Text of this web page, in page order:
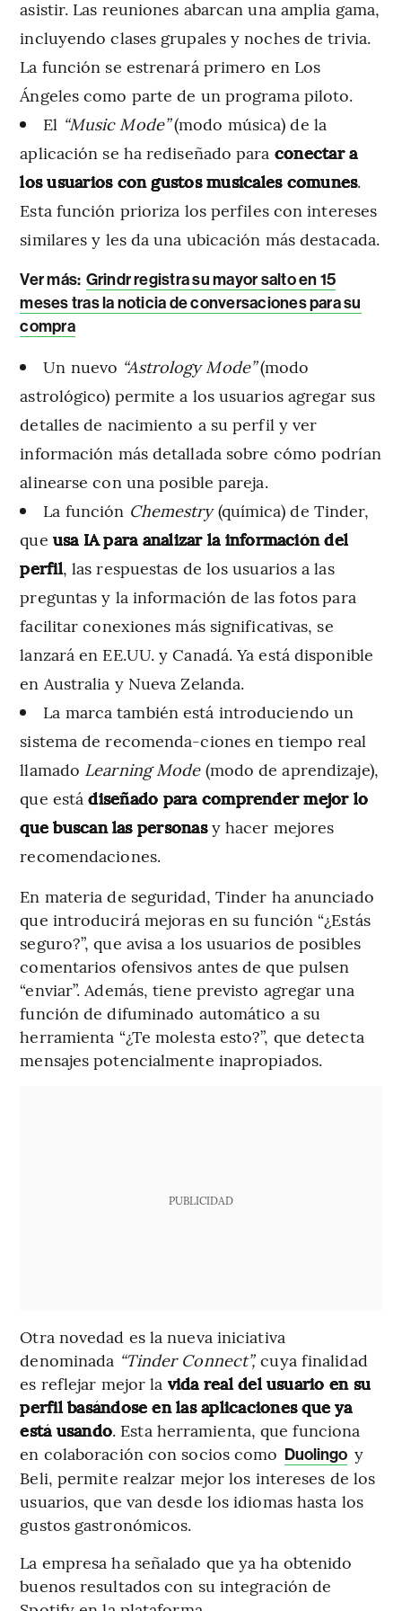
asistir. Las reuniones abarcan una amplia gama,
incluyendo clases grupales y noches de trivia.
La función se estrenará primero en Los
Ángeles como parte de un programa piloto.
El “Music Mode”(modo música) de la
aplicación se ha rediseñado para conectar a
los usuarios con gustos musicales comunes.
Esta función prioriza los perfiles con intereses
similares y les da una ubicación más destacada.
Ver más: Grindr registra su mayor salto en 15
meses tras la noticia de conversaciones para su
compra
Un nuevo “Astrology Mode”(modo
astrológico) permite a los usuarios agregar sus
detalles de nacimiento a su perfil y ver
información más detallada sobre cómo podrían
alinearse con una posible pareja.
La función Chemestry(química) de Tinder,
que usa IA para analizar la información del
perfil, las respuestas de los usuarios a las
preguntas y la información de las fotos para
facilitar conexiones más significativas, se
lanzará en EE.UU. y Canadá. Ya está disponible
en Australia y Nueva Zelanda.
La marca también está introduciendo un
sistema de recomenda-ciones en tiempo real
llamado Learning Mode(modo de aprendizaje),
que está diseñado para comprender mejor lo
que buscan las personasy hacer mejores
recomendaciones.
En materia de seguridad, Tinder ha anunciado
que introducirá mejoras en su función “¿Estás
seguro?”, que avisa a los usuarios de posibles
comentarios ofensivos antes de que pulsen
“enviar”. Además, tiene previsto agregar una
función de difuminado automático a su
herramienta “¿Te molesta esto?”, que detecta
mensajes potencialmente inapropiados.
PUBLICIDAD
Otra novedad es la nueva iniciativa
denominada “Tinder Connect”, cuya finalidad
es reflejar mejor la vida real del usuario en su
perfil basándose en las aplicaciones que ya
está usando. Esta herramienta, que funciona
en colaboración con socios como Duolingo y
Beli, permite realzar mejor los intereses de los
usuarios, que van desde los idiomas hasta los
gustos gastronómicos.
La empresa ha señalado que ya ha obtenido
buenos resultados con su integración de